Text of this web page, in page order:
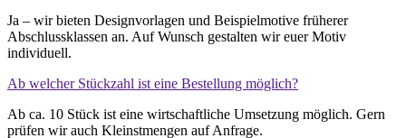
Ja – wir bieten Designvorlagen und Beispielmotive früherer
Abschlussklassen an. Auf Wunsch gestalten wir euer Motiv
individuell.
Ab welcher Stückzahl ist eine Bestellung möglich?
Ab ca. 10 Stück ist eine wirtschaftliche Umsetzung möglich. Gern
prüfen wir auch Kleinstmengen auf Anfrage.